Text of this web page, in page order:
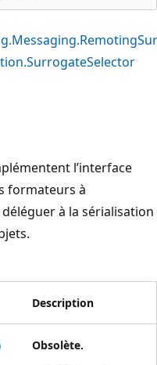
l’interface
formateurs à
à la sérialisation
Description
Obsolète.